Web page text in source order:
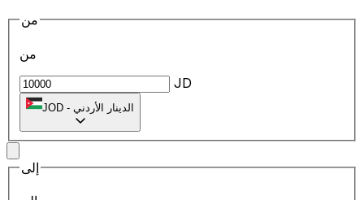
من
من
JD
JOD - الدينار الأردني
إلى